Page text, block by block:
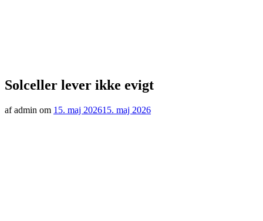
Solceller lever ikke evigt
af admin om 15. maj 202615. maj 2026